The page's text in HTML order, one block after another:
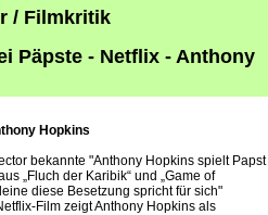
/ Filmkritik
Päpste - Netflix - Anthony
Hopkins
bekannte "Anthony Hopkins spielt Papst
„Fluch der Karibik“ und „Game of
diese Besetzung spricht für sich"
Film zeigt Anthony Hopkins als